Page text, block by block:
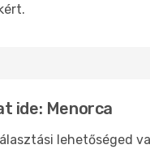
ide: Menorca
lehetőséged